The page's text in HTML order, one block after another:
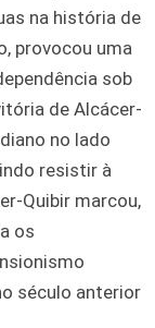
na história de
provocou uma
sob
de Alcácer-
no lado
resistir à
Quibir marcou,
os
século anterior